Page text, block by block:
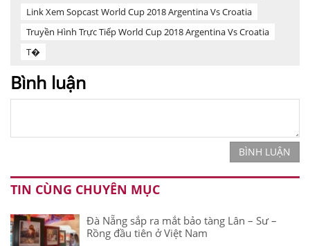
Link Xem Sopcast World Cup 2018 Argentina Vs Croatia
Truyền Hình Trực Tiếp World Cup 2018 Argentina Vs Croatia
T�
Bình luận
BÌNH LUẬN
TIN CÙNG CHUYÊN MỤC
Đà Nẵng sắp ra mắt bảo tàng Lân – Sư –
Rồng đầu tiên ở Việt Nam